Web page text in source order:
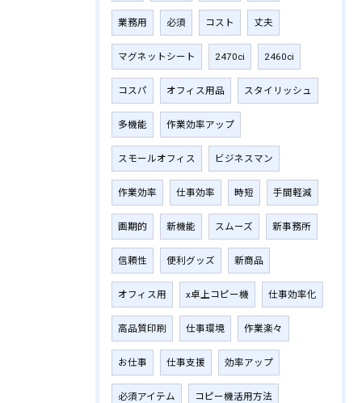
業務用 必須 コスト 丈夫
マグネットシート 2470ci 2460ci
コスパ オフィス用品 スタイリッシュ
多機能 作業効率アップ
スモールオフィス ビジネスマン
作業効率 仕事効率 時短 手間軽減
画期的 新機能 スムーズ 新事務所
信頼性 便利グッズ 新商品
オフィス用 x卓上コピー機 仕事効率化
高品質印刷 仕事環境 作業楽々
お仕事 仕事支援 効率アップ
必須アイテム コピー機活用方法